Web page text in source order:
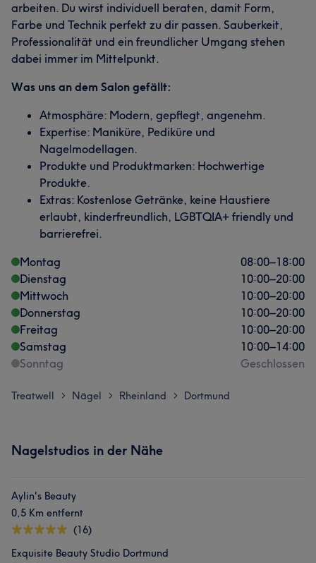
arbeiten. Du wirst individuell beraten, damit Form,
Farbe und Technik perfekt zu dir passen. Sauberkeit,
Professionalität und ein freundlicher Umgang stehen
dabei immer im Mittelpunkt.
Was uns an dem Salon gefällt:
Atmosphäre: Modern, gepflegt, angenehm.
Expertise: Maniküre, Pediküre und
Nagelmodellagen.
Produkte und Produktmarken: Hochwertige
Produkte.
Extras: Kostenlose Getränke, keine Haustiere
erlaubt, kinderfreundlich, LGBTQIA+ friendly und
barrierefrei.
Montag
08:00–18:00
Dienstag
10:00–20:00
Mittwoch
10:00–20:00
Donnerstag
10:00–20:00
Freitag
10:00–20:00
Samstag
10:00–14:00
Sonntag
Geschlossen
Treatwell > Nägel > Rheinland > Dortmund
Nagelstudios in der Nähe
Aylin's Beauty
0,5 Km entfernt
(16)
Exquisite Beauty Studio Dortmund